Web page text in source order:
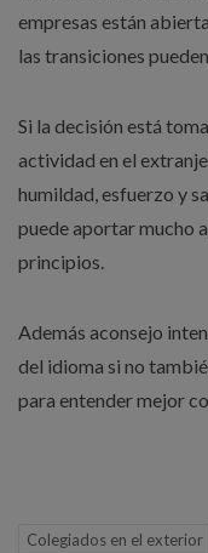
empresas están
las transiciones
Si la decisión está
actividad en el
humildad, esfuerzo y
puede aportar mucho
principios.
Además aconsejo
del idioma si no
para entender mejor
Colegiados en el exterior